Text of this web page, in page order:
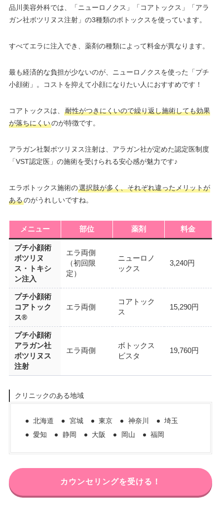
品川美容外科では、「ニューロノクス」「コアトックス」「アラ
ガン社ボツリヌス注射」の3種類のボトックスを使っています。
すべてエラに注入でき、薬剤の種類によって料金が異なります。
最も経済的な負担が少ないのが、ニューロノクスを使った「プチ
小顔術」。コストを抑えて小顔になりたい人におすすめです！
コアトックスは、
耐性がつきにくいので繰り返し施術しても効果
が落ちにくいのが特徴です。
アラガン社製ボツリヌス注射は、アラガン社が定めた認定医制度
「VST認定医」の施術を受けられる安心感が魅力です♪
エラボトックス施術の選択肢が多く、それぞれ違ったメリットが
あるのがうれしいですね。
メニュー 部位 薬剤 料金
プチ小顔術
ボツリヌ
ス・トキシ
ン注入
エラ両側
（初回限
定）
ニューロノ
ックス
3,240円
プチ小顔術
コアトック
ス®
エラ両側
コアトック
ス
15,290円
プチ小顔術
アラガン社
ボツリヌス
注射
エラ両側
ボトックス
ビスタ
19,760円
クリニックのある地域
北海道 宮城 東京 神奈川
埼玉
愛知
静岡 大阪 岡山 福岡
カウンセリングを受ける！